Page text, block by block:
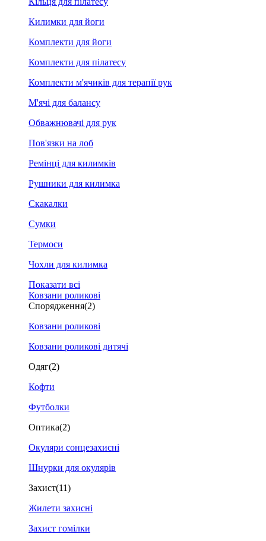
Килимки для йоги
Комплекти для йоги
Комплекти для пілатесу
Комплекти м'ячиків для терапії рук
М'ячі для балансу
Обважнювачі для рук
Пов'язки на лоб
Ремінці для килимків
Рушники для килимка
Скакалки
Сумки
Термоси
Чохли для килимка
Показати всі
Ковзани роликові
Спорядження(2)
Ковзани роликові
Ковзани роликові дитячі
Одяг(2)
Кофти
Футболки
Оптика(2)
Окуляри сонцезахисні
Шнурки для окулярів
Захист(11)
Жилети захисні
Захист гомілки